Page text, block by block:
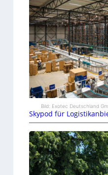
Bild: Exotec Deutschland
Skypod für